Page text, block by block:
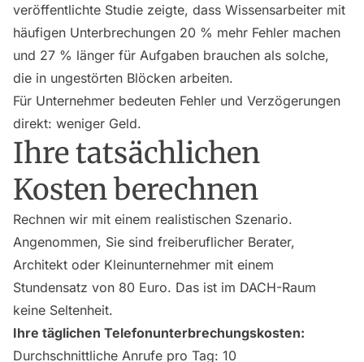
veröffentlichte Studie zeigte, dass Wissensarbeiter mit
häufigen Unterbrechungen 20 % mehr Fehler machen
und 27 % länger für Aufgaben brauchen als solche,
die in ungestörten Blöcken arbeiten.
Für Unternehmer bedeuten Fehler und Verzögerungen
direkt: weniger Geld.
Ihre tatsächlichen
Kosten berechnen
Rechnen wir mit einem realistischen Szenario.
Angenommen, Sie sind freiberuflicher Berater,
Architekt oder Kleinunternehmer mit einem
Stundensatz von 80 Euro. Das ist im DACH-Raum
keine Seltenheit.
Ihre täglichen Telefonunterbrechungskosten:
Durchschnittliche Anrufe pro Tag: 10